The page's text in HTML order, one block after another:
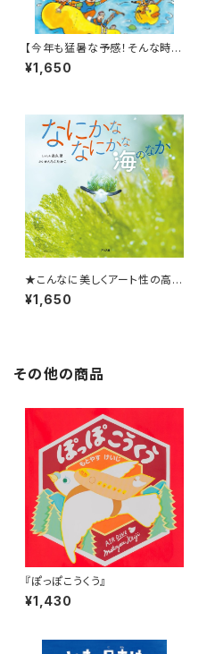
【今年も猛暑な予感！そんな時に
はこんなアドベンチャー絵本は
いかが？】『おうちプールだ! あ
¥1,650
★こんなに美しくアート性の高い
海の写真絵本は見たことない！
★『なにかななにかな 海のな
¥1,650
その他の商品
『ぽっぽこうくう』
¥1,430